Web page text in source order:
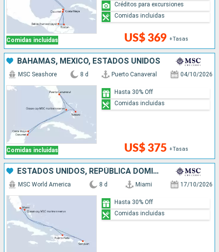
Comidas incluidas US$ 369 +Tasas
Créditos para excursiones
Comidas incluidas
BAHAMAS, MÉXICO, ESTADOS UNIDOS
Comidas incluidas
MSC Seashore 8 d Puerto Canaveral 04/10/2026
US$ 375 +Tasas
Hasta 30% Off
Comidas incluidas
ESTADOS UNIDOS, REPÚBLICA DOMINICANA, PUERTO RICO, BAHAMAS
MSC World America 8 d Miami 17/10/2026
Hasta 30% Off
Comidas incluidas